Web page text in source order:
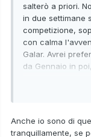
salterò a priori.
in due settimane
competizione,
con calma
Galar. Avrei
da Gennaio in
interessato,
Anche io sono di
tranquillamente, se